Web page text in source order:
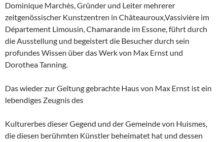
Dominique Marchès, Gründer und Leiter mehrerer
zeitgenössischer Kunstzentren in Châteauroux,Vassivière im
Département Limousin, Chamarande im Essone, führt durch
die Ausstellung und begeistert die Besucher durch sein
profundes Wissen über das Werk von Max Ernst und
Dorothea Tanning.
Das wieder zur Geltung gebrachte Haus von Max Ernst ist ein
lebendiges Zeugnis des
Kulturerbes dieser Gegend und der Gemeinde von Huismes,
die diesen berühmten Künstler beheimatet hat und dessen